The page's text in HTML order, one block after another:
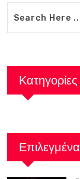
Κατηγορίες